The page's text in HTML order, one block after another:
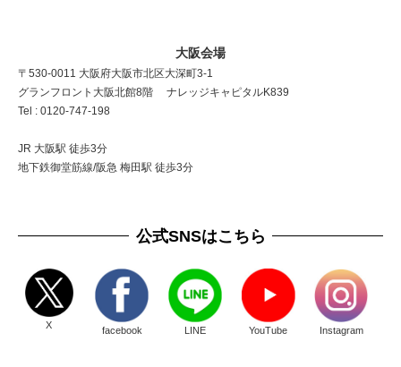
大阪会場
〒530-0011 大阪府大阪市北区大深町3-1
グランフロント大阪北館8階 ナレッジキャピタルK839
Tel : 0120-747-198
JR 大阪駅 徒歩3分
地下鉄御堂筋線/阪急 梅田駅 徒歩3分
公式SNSはこちら
X facebook LINE YouTube Instagram